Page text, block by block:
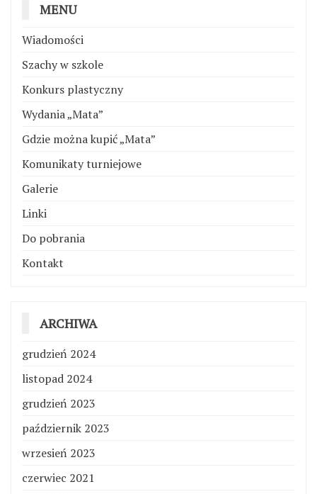
wpisach
MENU
Wiadomości
Szachy w szkole
Konkurs plastyczny
Wydania „Mata”
Gdzie można kupić „Mata”
Komunikaty turniejowe
Galerie
Linki
Do pobrania
Kontakt
ARCHIWA
grudzień 2024
listopad 2024
grudzień 2023
październik 2023
wrzesień 2023
czerwiec 2021